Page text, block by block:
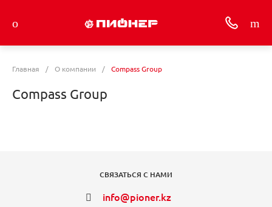
Главная / О компании / Compass Group
Compass Group
СВЯЗАТЬСЯ С НАМИ
info@pioner.kz